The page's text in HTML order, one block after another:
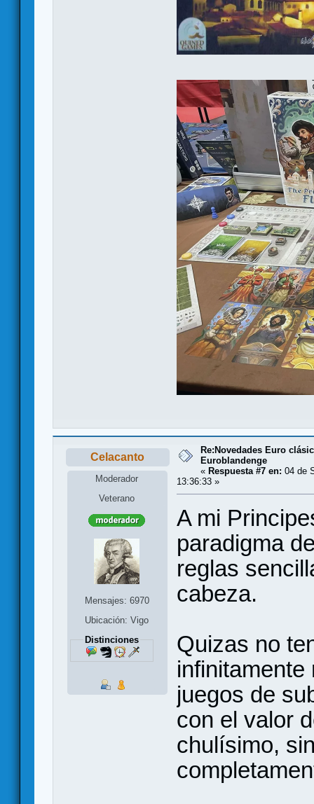
Celacanto
Moderador
Veterano
Mensajes: 6970
Ubicación: Vigo
Distinciones
Re:Novedades Euro
Euroblandenge
« Respuesta #7 en: 04 de
13:36:33 »
A mi
paradigma
reglas
cabeza.
Quizas no
juegos de
con el valor
chulísimo,